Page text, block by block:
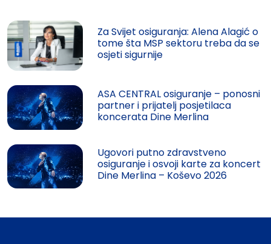
Za Svijet osiguranja: Alena Alagić o
tome šta MSP sektoru treba da se
osjeti sigurnije
ASA CENTRAL osiguranje – ponosni
partner i prijatelj posjetilaca
koncerata Dine Merlina
Ugovori putno zdravstveno
osiguranje i osvoji karte za koncert
Dine Merlina – Koševo 2026